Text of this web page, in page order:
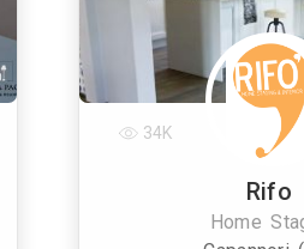
Rifo
Home
34K